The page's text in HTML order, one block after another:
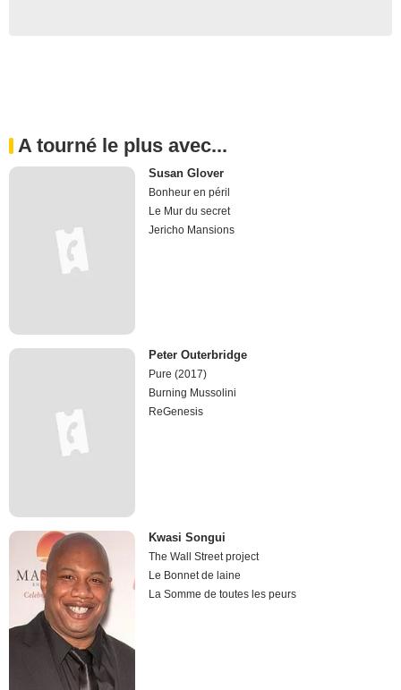
A tourné le plus avec...
Susan Glover
Bonheur en péril
Le Mur du secret
Jericho Mansions
Peter Outerbridge
Pure (2017)
Burning Mussolini
ReGenesis
Kwasi Songui
The Wall Street project
Le Bonnet de laine
La Somme de toutes les peurs